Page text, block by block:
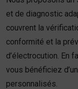
et de diagnostic
couvrent la
conformité et la
d’électrocution. En
vous bénéficiez
personnalisés.